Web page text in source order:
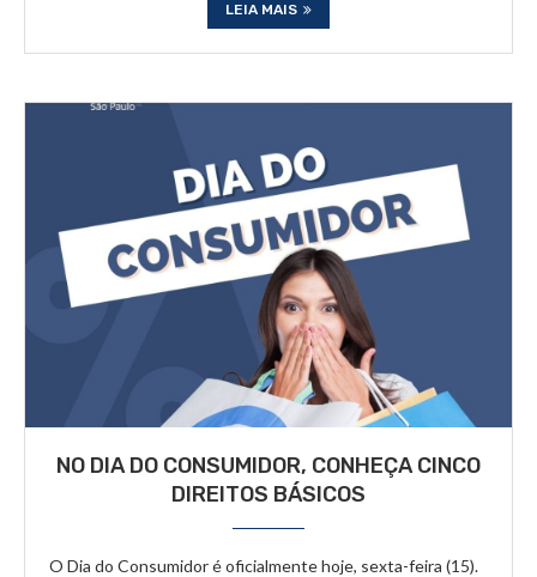
LEIA MAIS
NO DIA DO CONSUMIDOR, CONHEÇA CINCO
DIREITOS BÁSICOS
O Dia do Consumidor é oficialmente hoje, sexta-feira (15).